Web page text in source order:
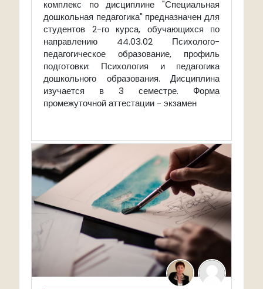
комплекс по дисциплине "Специальная
дошкольная педагогика" предназначен для
студентов 2-го курса, обучающихся по
направлению 44.03.02 Психолого-
педагогическое образование, профиль
подготовки: Психология и педагогика
дошкольного образования. Дисциплина
изучается в 3 семестре. Форма
промежуточной аттестации - экзамен